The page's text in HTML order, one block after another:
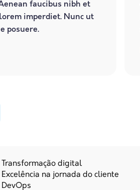
faucibus nibh et
imperdiet. Nunc ut
posuere.
Transformação digital
Excelência na jornada do cliente
DevOps